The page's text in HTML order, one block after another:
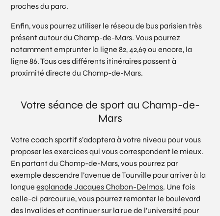
proches du parc.
Enfin, vous pourrez utiliser le réseau de bus parisien très
présent autour du Champ-de-Mars. Vous pourrez
notamment emprunter la ligne 82, 42,69 ou encore, la
ligne 86. Tous ces différents itinéraires passent à
proximité directe du Champ-de-Mars.
Votre séance de sport au Champ-de-
Mars
Votre coach sportif s’adaptera à votre niveau pour vous
proposer les exercices qui vous correspondent le mieux.
En partant du Champ-de-Mars, vous pourrez par
exemple descendre l’avenue de Tourville pour arriver à la
longueesplanade Jacques Chaban-Delmas. Une fois
celle-ci parcourue, vous pourrez remonter le boulevard
des Invalides et continuer sur la rue de l’université pour